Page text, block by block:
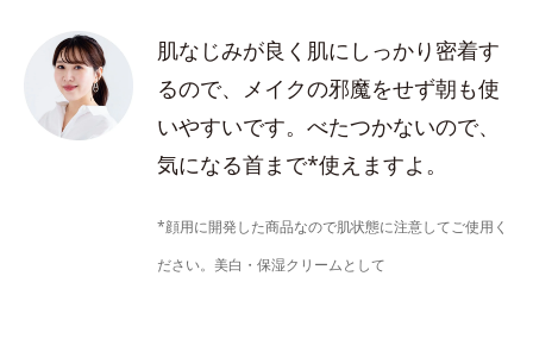
肌なじみが良く肌にしっかり密着す
るので、メイクの邪魔をせず朝も使
いやすいです。べたつかないので、
気になる首まで*使えますよ。
*顔用に開発した商品なので肌状態に注意してご使用く
ださい。美白・保湿クリームとして